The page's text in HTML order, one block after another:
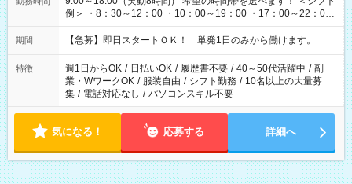
例＞ ・8：30～12：00 ・10：00～19：00 ・17：00～22：00
・13：00～22：00 ・22：00～翌6：00 など
期間 【急募】即日スタートＯＫ！ 単発1日のみから働けます。
特徴 週1日からOK / 日払いOK / 履歴書不要 / 40～50代活躍中 / 副
業・WワークOK / 服装自由 / シフト勤務 / 10名以上の大量募
集 / 電話対応なし / パソコンスキル不要
気になる！ 応募する 詳細へ